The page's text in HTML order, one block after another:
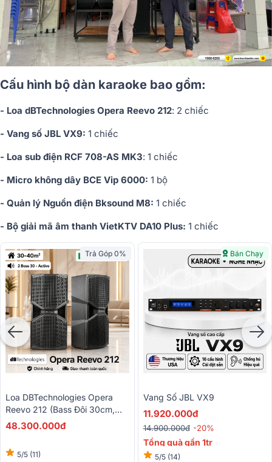
Cấu hình bộ dàn karaoke bao gồm:
- Loa dBTechnologies Opera Reevo 212: 2 chiếc
- Vang số JBL VX9: 1 chiếc
- Loa sub điện RCF 708-AS MK3: 1 chiếc
- Micro không dây BCE Vip 6000: 1 bộ
- Quản lý Nguồn điện Bksound M8: 1 chiếc
- Bộ giải mã âm thanh VietKTV DA10 Plus: 1 chiếc
Trả Góp 0%
Loa DBTechnologies Opera
Reevo 212 (Bass Đôi 30cm,
Active, Made In Italy, Từ Neo)
48.300.000đ
5/5 (11)
Bán Chạy
Vang Số JBL VX9
11.920.000đ
14.900.000đ -20%
Tổng quà gần 1tr
5/5 (14)